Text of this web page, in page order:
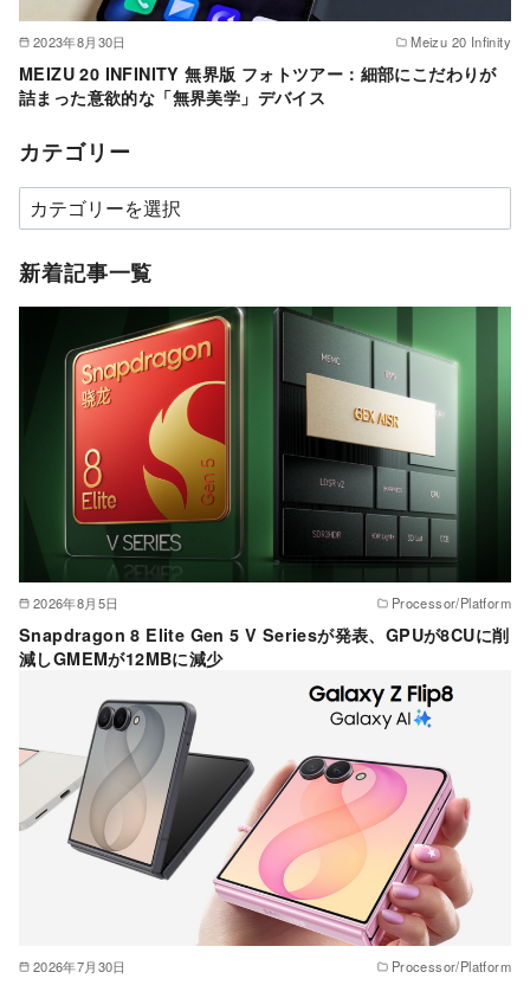
2023年8月30日 Meizu 20 Infinity
MEIZU 20 INFINITY 無界版 フォトツアー：細部にこだわりが
詰まった意欲的な「無界美学」デバイス
カテゴリー
カ
テ
ゴ
新着記事一覧
2026年8月5日 Processor/Platform
Snapdragon 8 Elite Gen 5 V Seriesが発表、GPUが8CUに削
減しGMEMが12MBに減少
2026年7月30日 Processor/Platform